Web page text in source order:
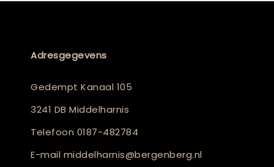
Adresgegevens
Gedempt Kanaal 105
3241 DB Middelharnis
Telefoon 0187-482784
E-mail middelharnis@bergenberg.nl